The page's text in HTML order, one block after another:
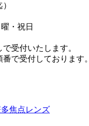
・祝日
受付いたします。
番で受付しております。
焦点レンズ